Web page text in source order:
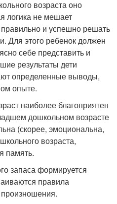
возраста оно
логика не мешает
и успешно решать
Для этого ребенок должен
себе представить и
результаты дети
определенные выводы,
опыте.
наиболее благоприятен
дошкольном возрасте
(скорее, эмоциональна,
возраста,
память.
запаса формируется
правила